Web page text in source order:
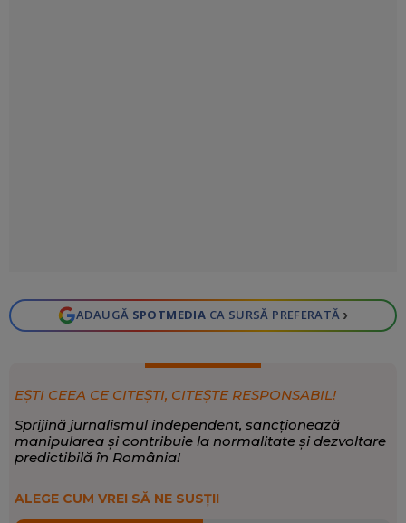
ADAUGĂ SPOTMEDIA CA SURSĂ PREFERATĂ ›
EȘTI CEEA CE CITEȘTI, CITEȘTE RESPONSABIL!
Sprijină jurnalismul independent, sancționează
manipularea și contribuie la normalitate și dezvoltare
predictibilă în România!
ALEGE CUM VREI SĂ NE SUSȚII